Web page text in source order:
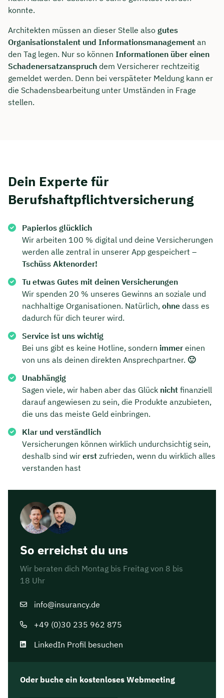
konnte.
Architekten müssen an dieser Stelle also gutes
Organisationstalent und Informationsmanagement an
den Tag legen. Nur so können Informationen über einen
Schadenersatzanspruch dem Versicherer rechtzeitig
gemeldet werden. Denn bei verspäteter Meldung kann er
die Schadensbearbeitung unter Umständen in Frage
stellen.
Dein Experte für
Berufshaftpflichtversicherung
Papierlos glücklich
Wir arbeiten 100 % digital und deine Versicherungen
werden alle zentral in unserer App gespeichert –
Tschüss Aktenorder!
Tu etwas Gutes mit deinen Versicherungen
Wir spenden 20 % unseres Gewinns an soziale und
nachhaltige Organisationen. Natürlich, ohne dass es
dadurch für dich teurer wird.
Service ist uns wichtig
Bei uns gibt es keine Hotline, sondern immer einen
von uns als deinen direkten Ansprechpartner. 🙂
Unabhängig
Sagen viele, wir haben aber das Glück nicht finanziell
darauf angewiesen zu sein, die Produkte anzubieten,
die uns das meiste Geld einbringen.
Klar und verständlich
Versicherungen können wirklich undurchsichtig sein,
deshalb sind wir erst zufrieden, wenn du wirklich alles
verstanden hast
So erreichst du uns
Wir beraten dich Montag bis Freitag von 8 bis
18 Uhr
info@insurancy.de
+49 (0)30 235 962 875
LinkedIn Profil besuchen
Oder buche ein kostenloses Webmeeting